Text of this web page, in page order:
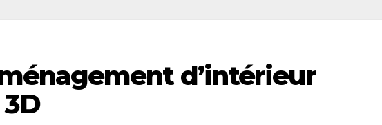
d’intérieur